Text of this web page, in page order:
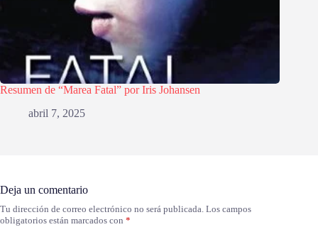
Resumen de “Marea Fatal” por Iris Johansen
abril 7, 2025
Deja un comentario
Tu dirección de correo electrónico no será publicada. Los campos
obligatorios están marcados con *